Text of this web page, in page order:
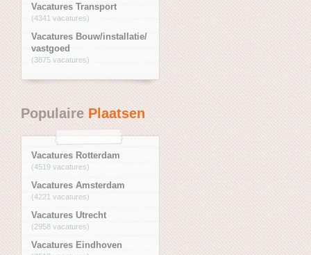
Vacatures Transport
(4341 vacatures)
Vacatures Bouw/installatie/
vastgoed
(3875 vacatures)
PopulairePlaatsen
Vacatures Rotterdam
(4519 vacatures)
Vacatures Amsterdam
(4221 vacatures)
Vacatures Utrecht
(2958 vacatures)
Vacatures Eindhoven